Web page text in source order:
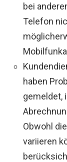
bei
Telefon
haben
gemeldet,
Obwohl
variieren